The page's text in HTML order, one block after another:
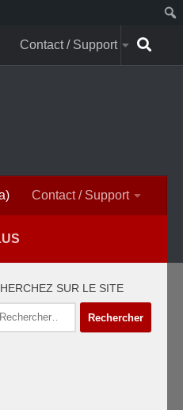
Contact / Support
Contact / Support
SUR LE SITE
: